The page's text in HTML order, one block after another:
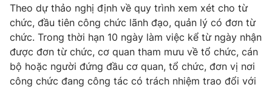
Cơ quan chủ quản:Đài Truyền hình Việt Nam
Cơ quan báo chí:Thời báo VTV
Giấy phép hoạt động báo in và báo điện tử số 483/GP-BTTTT
cấp ngày 29/12/2023
Tổng Biên tập:Vũ Thanh Thủy
Theo dự thảo nghị định về quy trình xem xét cho từ
chức, đầu tiên công chức lãnh đạo, quản lý có đơn từ
chức. Trong thời hạn 10 ngày làm việc kể từ ngày nhận
được đơn từ chức, cơ quan tham mưu về tổ chức, cán
bộ hoặc người đứng đầu cơ quan, tổ chức, đơn vị nơi
công chức đang công tác có trách nhiệm trao đổi với